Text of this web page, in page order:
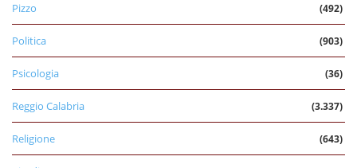
Pizzo (492)
Politica (903)
Psicologia (36)
Reggio Calabria (3.337)
Religione (643)